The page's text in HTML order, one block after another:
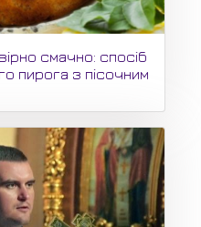
смачно: спосіб
пирога з пісочним